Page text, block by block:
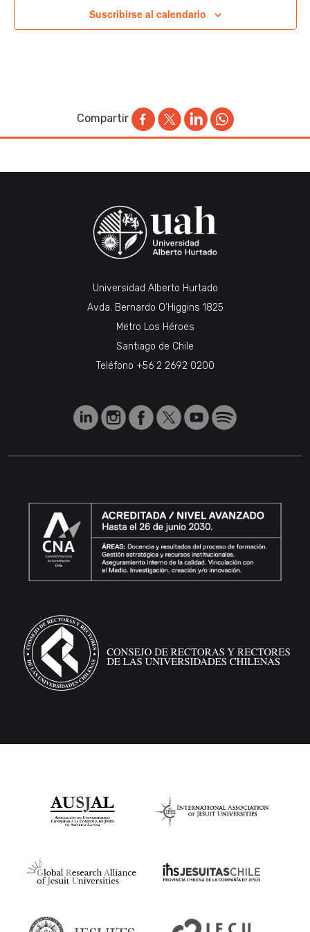
Suscribirse al calendario
Compartir
Universidad Alberto Hurtado
Avda. Bernardo O’Higgins 1825
Metro Los Héroes
Santiago de Chile
Teléfono +56 2 2692 0200